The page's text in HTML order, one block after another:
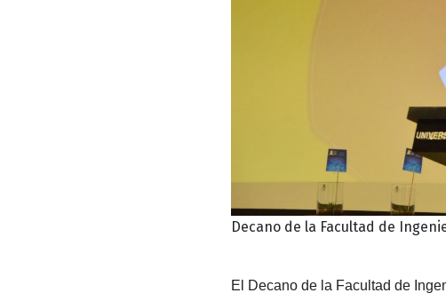
Decano de la Facultad de
El Decano de la Facultad de